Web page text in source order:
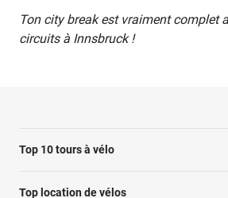
Ton city break est vraiment complet
circuits à Innsbruck !
Top 10 tours à vélo
Visite à vélo à Paris : les points forts
Top location de vélos